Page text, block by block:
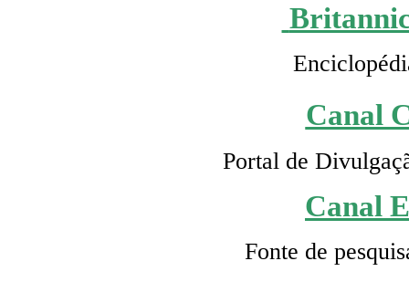
Canal
Portal de
Canal
Fonte de